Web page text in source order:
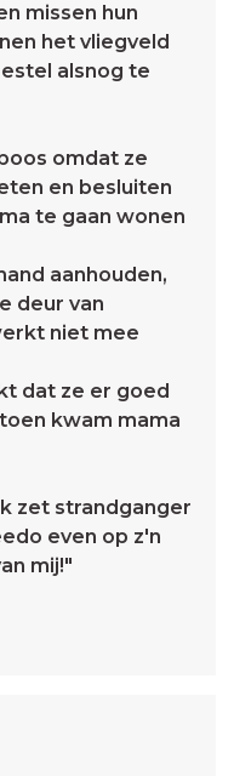
missen hun
het vliegveld
alsnog te
omdat ze
en besluiten
te gaan wonen
aanhouden,
deur van
niet mee
dat ze er goed
kwam mama
zet strandganger
even op z'n
mij!"